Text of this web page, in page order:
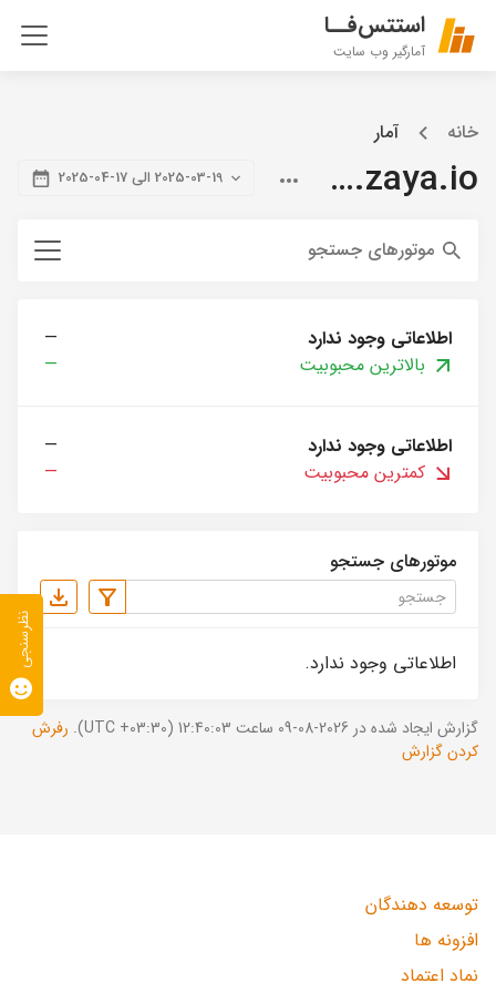
استتس‌فــا
آمارگیر وب سایت
خانه آمار
blog.zaya.io 2025-03-19 الی 17-04-2025
موتورهای جستجو
اطلاعاتی وجود ندارد
—
بالاترین محبوبیت
—
اطلاعاتی وجود ندارد
—
کمترین محبوبیت
—
موتورهای جستجو
اطلاعاتی وجود ندارد.
گزارش ایجاد شده در 2026-08-09 ساعت 12:40:03 (UTC +03:30).
رفرش
کردن گزارش
توسعه دهندگان
افزونه ها
نماد اعتماد
نظرسنجی